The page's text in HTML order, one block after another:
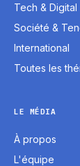
Tech & Digital
Société &
International
Toutes les
LE MÉDIA
À propos
L'équipe